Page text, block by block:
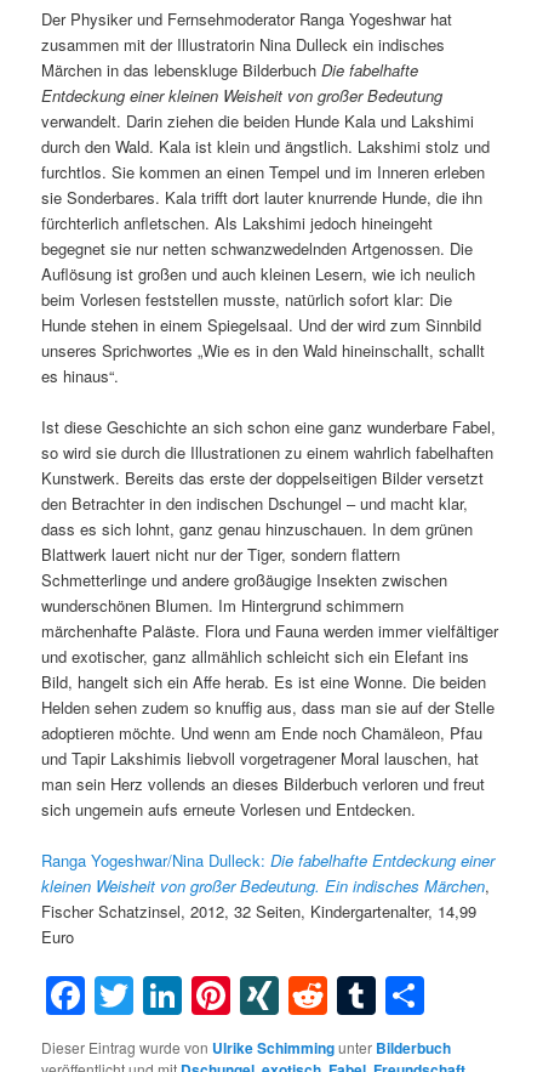
Der Physiker und Fernsehmoderator Ranga Yogeshwar hat
zusammen mit der Illustratorin Nina Dulleck ein indisches
Märchen in das lebenskluge BilderbuchDie fabelhafte
Entdeckung einer kleinen Weisheit von großer Bedeutung
verwandelt. Darin ziehen die beiden Hunde Kala und Lakshimi
durch den Wald. Kala ist klein und ängstlich. Lakshimi stolz und
furchtlos. Sie kommen an einen Tempel und im Inneren erleben
sie Sonderbares. Kala trifft dort lauter knurrende Hunde, die ihn
fürchterlich anfletschen. Als Lakshimi jedoch hineingeht
begegnet sie nur netten schwanzwedelnden Artgenossen. Die
Auflösung ist großen und auch kleinen Lesern, wie ich neulich
beim Vorlesen feststellen musste, natürlich sofort klar: Die
Hunde stehen in einem Spiegelsaal. Und der wird zum Sinnbild
unseres Sprichwortes „Wie es in den Wald hineinschallt, schallt
es hinaus“.
Ist diese Geschichte an sich schon eine ganz wunderbare Fabel,
so wird sie durch die Illustrationen zu einem wahrlich fabelhaften
Kunstwerk. Bereits das erste der doppelseitigen Bilder versetzt
den Betrachter in den indischen Dschungel – und macht klar,
dass es sich lohnt, ganz genau hinzuschauen. In dem grünen
Blattwerk lauert nicht nur der Tiger, sondern flattern
Schmetterlinge und andere großäugige Insekten zwischen
wunderschönen Blumen. Im Hintergrund schimmern
märchenhafte Paläste. Flora und Fauna werden immer vielfältiger
und exotischer, ganz allmählich schleicht sich ein Elefant ins
Bild, hangelt sich ein Affe herab. Es ist eine Wonne. Die beiden
Helden sehen zudem so knuffig aus, dass man sie auf der Stelle
adoptieren möchte. Und wenn am Ende noch Chamäleon, Pfau
und Tapir Lakshimis liebvoll vorgetragener Moral lauschen, hat
man sein Herz vollends an dieses Bilderbuch verloren und freut
sich ungemein aufs erneute Vorlesen und Entdecken.
Ranga Yogeshwar/Nina Dulleck:Die fabelhafte Entdeckung einer
kleinen Weisheit von großer Bedeutung.Ein indisches Märchen,
Fischer Schatzinsel, 2012, 32 Seiten, Kindergartenalter, 14,99
Euro
Facebook
Twitter
LinkedIn
Pinterest
XINGRedditTumblr
Dieser Eintrag wurde von Ulrike Schimmingunter Bilderbuch